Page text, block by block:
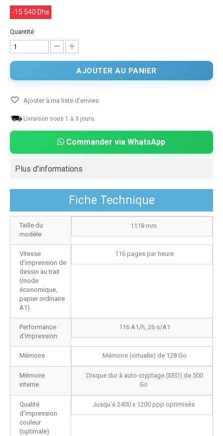
-15 540 Dhs
Quantité
AJOUTER AU PANIER
Ajouter à ma liste d'envies
Livraison sous 1 à 3 jours.
Commander via WhatsApp
Plus d'informations
Fiche Technique
Taille du
modèle
1118 mm
Vitesse
d'impression de
dessin au trait
(mode
économique,
papier ordinaire
A1)
116 pages par heure
Performance
d'impression
116 A1/h, 26 s/A1
Mémoire Mémoire (virtuelle) de 128 Go
Mémoire
interne
Disque dur à auto-cryptage (SED) de 500
Go
Qualité
d'impression
couleur
(optimale)
Jusqu’à 2400 x 1200 ppp optimisés